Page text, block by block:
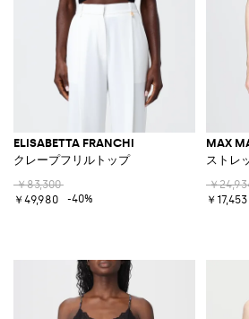
ELISABETTA FRANCHI
クレープフリルトップ
￥83,300
￥49,980
-40%
MAX
ストレ
￥
￥17,453